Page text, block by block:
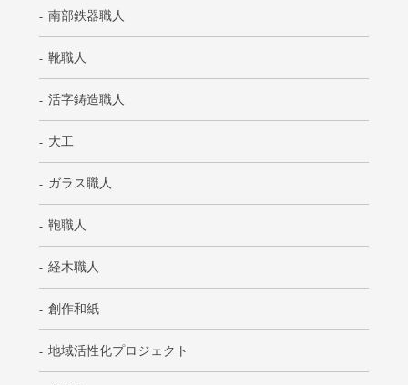
南部鉄器職人
靴職人
活字鋳造職人
大工
ガラス職人
鞄職人
経木職人
創作和紙
地域活性化プロジェクト